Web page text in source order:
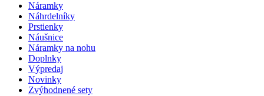
Náramky
Náhrdelníky
Prstienky
Náušnice
Náramky na nohu
Doplnky
Výpredaj
Novinky
Zvýhodnené sety